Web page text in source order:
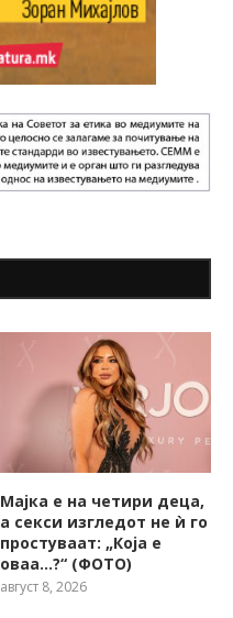
Мајка е на четири деца,
а секси изгледот не ѝ го
простуваат: „Која е
оваа…?“ (ФОТО)
август 8, 2026